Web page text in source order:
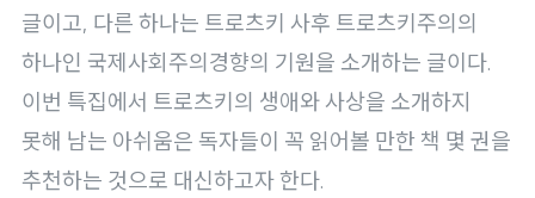
글이고, 다른 하나는 트로츠키 사후 트로츠키주의의
하나인 국제사회주의경향의 기원을 소개하는 글이다.
이번 특집에서 트로츠키의 생애와 사상을 소개하지
못해 남는 아쉬움은 독자들이 꼭 읽어볼 만한 책 몇 권을
추천하는 것으로 대신하고자 한다.